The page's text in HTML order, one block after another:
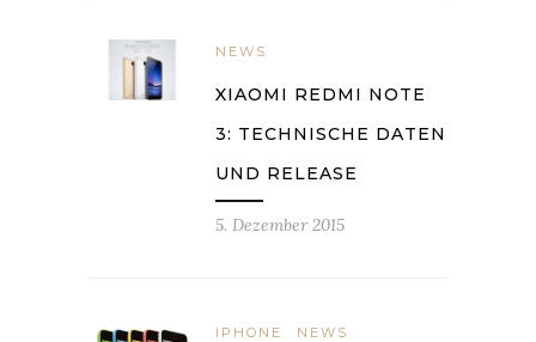
NEWS
XIAOMI REDMI NOTE
3: TECHNISCHE DATEN
UND RELEASE
5. Dezember 2015
IPHONE NEWS